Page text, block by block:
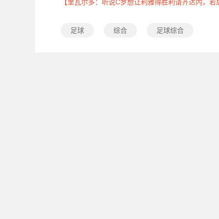
【里瓦尔多：听说C罗想让利雅得胜利请齐达内，若
足球 综合 足球综合